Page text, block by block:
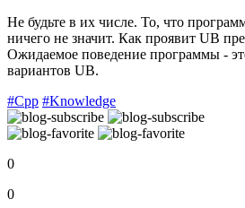
Не будьте в их числе. То, что
ничего не значит. Как проявит UB
Ожидаемое поведение программы -
вариантов UB.
#Cpp #Knowledge
0
0